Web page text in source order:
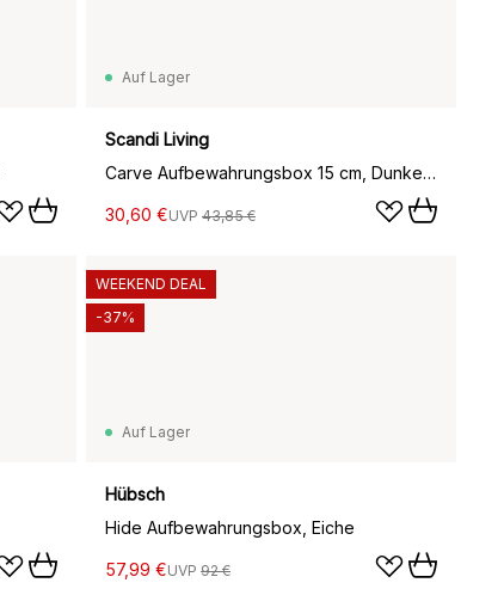
Auf Lager
Scandi Living
Carve Aufbewahrungsbox 15 cm, Dunkel gebeizte Eiche
30,60 €UVP 43,85 €
Auf Lager
Hübsch
Hide Aufbewahrungsbox, Eiche
57,99 €UVP 92 €
WEEKEND DEAL
-37%